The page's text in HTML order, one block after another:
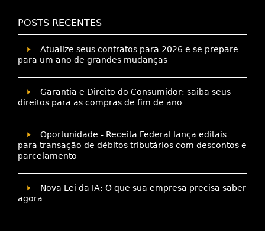
POSTS RECENTES
Atualize seus contratos para 2026 e se prepare
para um ano de grandes mudanças
Garantia e Direito do Consumidor: saiba seus
direitos para as compras de fim de ano
Oportunidade - Receita Federal lança editais
para transação de débitos tributários com descontos e
parcelamento
Nova Lei da IA: O que sua empresa precisa saber
agora